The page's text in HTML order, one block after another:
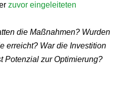
zuvor eingeleiteten
die Maßnahmen? Wurden
erreicht? War die Investition
Potenzial zur Optimierung?